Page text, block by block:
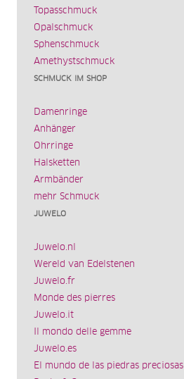
Topasschmuck
Opalschmuck
Sphenschmuck
Amethystschmuck
SCHMUCK IM SHOP
Damenringe
Anhänger
Ohrringe
Halsketten
Armbänder
mehr Schmuck
JUWELO
Juwelo.nl
Wereld van Edelstenen
Juwelo.fr
Monde des pierres
Juwelo.it
Il mondo delle gemme
Juwelo.es
El mundo de las piedras preciosas